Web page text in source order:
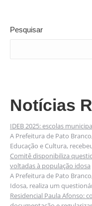
Pesquisar
Notícias
IDEB 2025: escolas
A Prefeitura de Pato
Educação e Cultura,
Comitê disponibiliza
voltadas à população idosa
A Prefeitura de Pato
Idosa, realiza um
Residencial Paula Afonso: